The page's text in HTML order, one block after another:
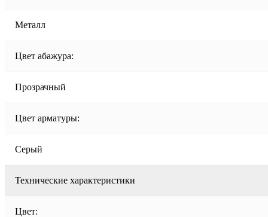
Металл
Цвет абажура:
Прозрачный
Цвет арматуры:
Серый
Технические характеристики
Цвет: